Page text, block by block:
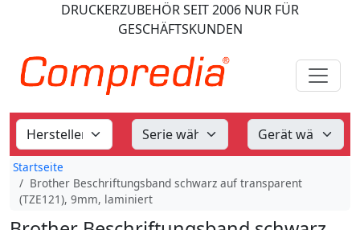
DRUCKERZUBEHÖRSEIT 2006 NUR FÜR
GESCHÄFTSKUNDEN
Startseite
Brother Beschriftungsband schwarz auf transparent
(TZE121), 9mm, laminiert